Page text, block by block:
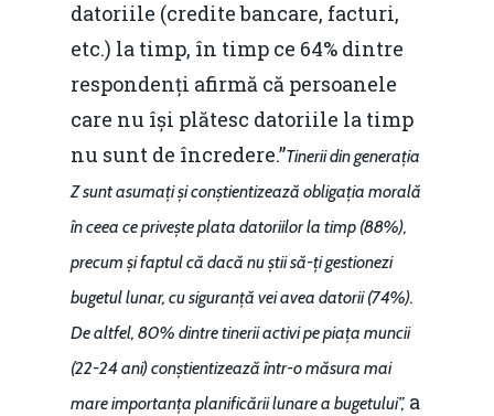
datoriile (credite bancare, facturi,
etc.) la timp, în timp ce 64% dintre
respondenți afirmă că persoanele
care nu își plătesc datoriile la timp
nu sunt de încredere.”Tinerii din generația
Z sunt asumați și conștientizează obligația morală
în ceea ce privește plata datoriilor la timp (88%),
precum și faptul că dacă nu știi să-ți gestionezi
bugetul lunar, cu siguranță vei avea datorii (74%).
De altfel, 80% dintre tinerii activi pe piața muncii
(22-24 ani) conștientizează într-o măsura mai
mare importanța planificării lunare a bugetului”, a